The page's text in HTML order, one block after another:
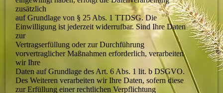
zusätzlich
auf Grundlage von § 25 Abs. 1 TTDSG. Die
Einwilligung ist jederzeit widerrufbar. Sind Ihre Daten
zur
Vertragserfüllung oder zur Durchführung
vorvertraglicher Maßnahmen erforderlich, verarbeiten
wir Ihre
Daten auf Grundlage des Art. 6 Abs. 1 lit. b DSGVO.
Des Weiteren verarbeiten wir Ihre Daten, sofern diese
zur Erfüllung einer rechtlichen Verpflichtung